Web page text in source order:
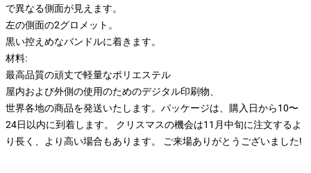
で異なる側面が見えます。
左の側面の2グロメット。
黒い控えめなバンドルに着きます。
材料:
最高品質の頑丈で軽量なポリエステル
屋内および外側の使用のためのデジタル印刷物、
世界各地の商品を発送いたします。 パッケージは、購入日から10〜
24日以内に到着します。 クリスマスの機会は11月中旬に注文するよ
り長く、より高い場合もあります。 ご来場ありがとうございました!